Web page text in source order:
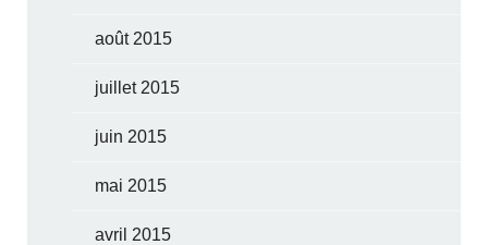
août 2015
juillet 2015
juin 2015
mai 2015
avril 2015